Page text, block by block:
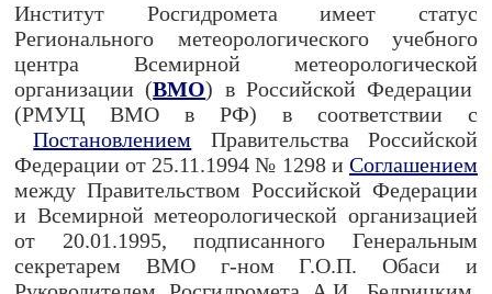
Институт Росгидромета имеет статус
Регионального метеорологического учебного
центра Всемирной метеорологической
организации (ВМО) в Российской Федерации
(РМУЦ ВМО в РФ) в соответствии с
Постановлением Правительства Российской
Федерации от 25.11.1994 № 1298 и Соглашением
между Правительством Российской Федерации
и Всемирной метеорологической организацией
от 20.01.1995, подписанного Генеральным
секретарем ВМО г-ном Г.О.П. Обаси и